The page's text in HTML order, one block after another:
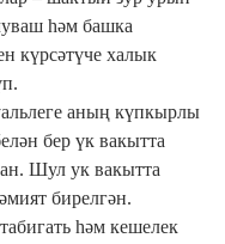
һәм башка
күрсәтүче халык
аның күпкырлы
бер үк вакытта
Шул ук вакытта
бирелгән.
һәм кешелек